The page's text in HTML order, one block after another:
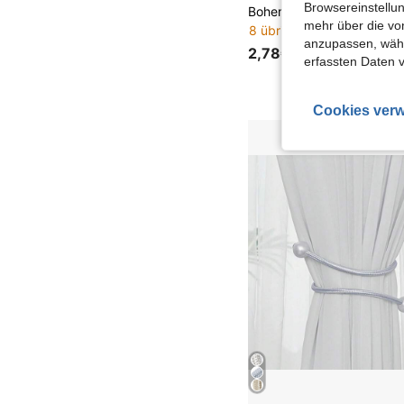
8 übrig
2,78€
mehr über die
anzupassen,
erfassten Daten
Cookies